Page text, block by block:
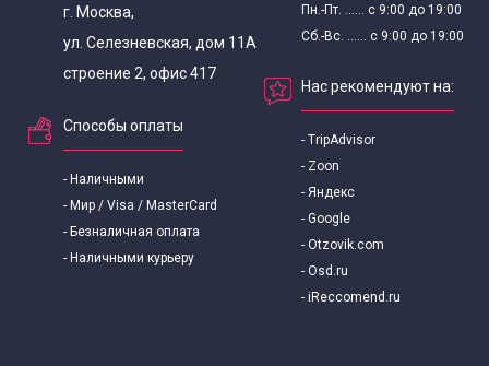
г. Москва,
ул. Селезневская, дом 11А
строение 2, офис 417
Способы оплаты
- Наличными
- Мир / Visa / MasterCard
- Безналичная оплата
- Наличными курьеру
Пн.-Пт. ...... с 9:00 до 19:00
Сб.-Вс. ...... с 9:00 до 19:00
Нас рекомендуют на:
- TripAdvisor
- Zoon
- Яндекс
- Google
- Otzovik.com
- Osd.ru
- iReccomend.ru